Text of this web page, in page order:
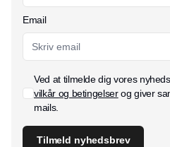
Email
Ved at tilmelde dig vores
vilkår og betingelserog giver
mails.
Tilmeld nyhedsbrev